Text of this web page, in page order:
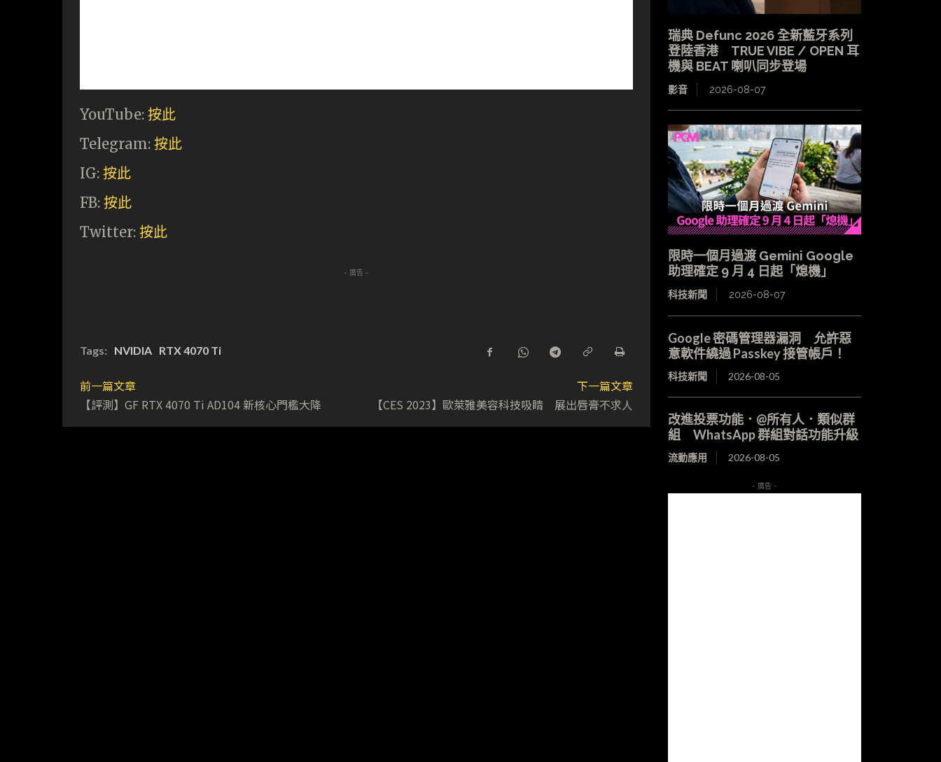
YouTube: 按此
Telegram: 按此
IG: 按此
FB: 按此
Twitter: 按此
- 廣告 -
Tags: NVIDIA RTX 4070 Ti
前一篇文章
【評測】GF RTX 4070 Ti AD104 新核心門檻大降
下一篇文章
【CES 2023】歐萊雅美容科技吸睛 展出唇膏不求人
瑞典 Defunc 2026 全新藍牙系列
登陸香港 TRUE VIBE / OPEN 耳
機與 BEAT 喇叭同步登場
影音 2026-08-07
限時一個月過渡 Gemini Google
助理確定 9 月 4 日起「熄機」
科技新聞 2026-08-07
Google 密碼管理器漏洞 允許惡
意軟件繞過 Passkey 接管帳戶！
科技新聞 2026-08-05
改進投票功能．@所有人．類似群
組 WhatsApp 群組對話功能升級
流動應用 2026-08-05
- 廣告 -